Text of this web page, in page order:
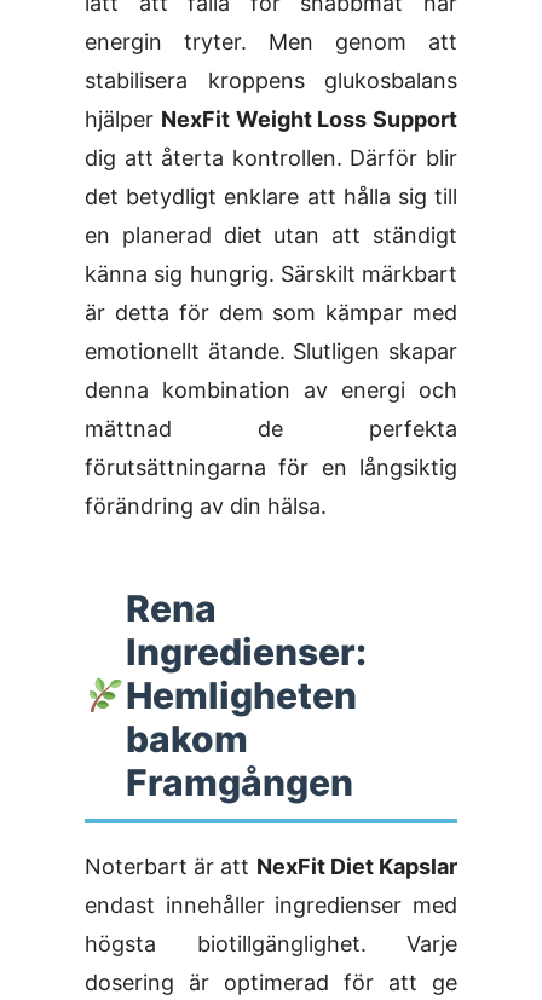
energin tryter. Men genom att
stabilisera kroppens glukosbalans
hjälper NexFit Weight Loss Support
dig att återta kontrollen. Därför blir
det betydligt enklare att hålla sig till
en planerad diet utan att ständigt
känna sig hungrig. Särskilt märkbart
är detta för dem som kämpar med
emotionellt ätande. Slutligen skapar
denna kombination av energi och
mättnad de perfekta
förutsättningarna för en långsiktig
förändring av din hälsa.
Rena
Ingredienser:
Hemligheten
bakom
Framgången
Noterbart är att NexFit Diet Kapslar
endast innehåller ingredienser med
högsta biotillgänglighet. Varje
dosering är optimerad för att ge